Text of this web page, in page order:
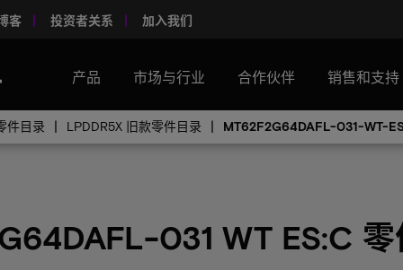
客 投资者关系 加入我们
产品 市场与行业 合作伙伴 销售和支持
件目录 LPDDR5X 旧款零件目录 MT62F2G64DAFL-031-WT-
031 WT ES:C 零